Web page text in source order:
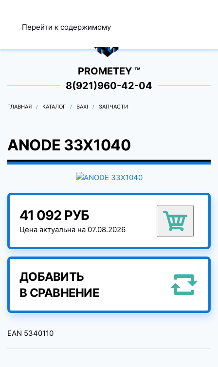
Перейти к содержимому
0
PROMETEY ™
8(921)960-42-04
ГЛАВНАЯ КАТАЛОГ BAXI ЗАПЧАСТИ
ANODE 33X1040
41 092 РУБ
Цена актуальна на 07.08.2026
ДОБАВИТЬ
В СРАВНЕНИЕ
EAN 5340110